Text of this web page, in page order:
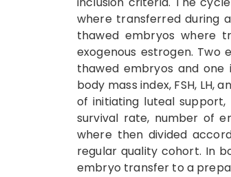
where transferred during
thawed embryos where
exogenous estrogen.
thawed embryos and one
body mass index, FSH,
of initiating luteal
survival rate, number of
where then divided
regular quality cohort. In
embryo transfer to a